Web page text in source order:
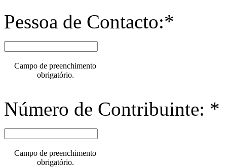
Pessoa de Contacto:*
Campo de preenchimento
obrigatório.
Número de Contribuinte: *
Campo de preenchimento
obrigatório.